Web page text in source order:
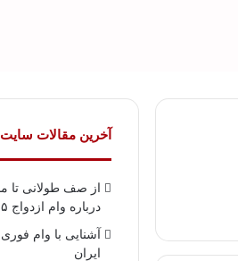
آخرین مقالات سایت
درباره وام ازدواج ۱۴۰۵ که باید بدانید!
ایران